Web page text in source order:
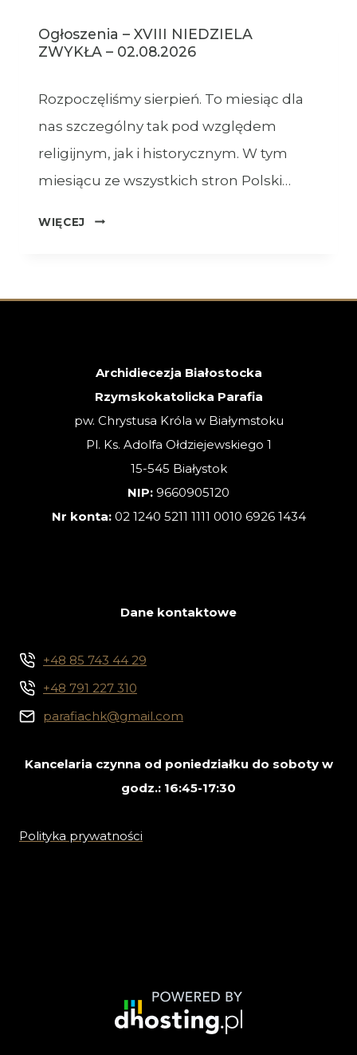
Ogłoszenia – XVIII NIEDZIELA
ZWYKŁA – 02.08.2026
Rozpoczęliśmy sierpień. To miesiąc dla
nas szczególny tak pod względem
religijnym, jak i historycznym. W tym
miesiącu ze wszystkich stron Polski…
WIĘCEJ
OGŁOSZENIA
ZWYKŁA
Archidiecezja Białostocka
Rzymskokatolicka Parafia
pw. Chrystusa Króla w Białymstoku
Pl. Ks. Adolfa Ołdziejewskiego 1
15-545 Białystok
NIP: 9660905120
Nr konta: 02 1240 5211 1111 0010 6926 1434
Dane kontaktowe
+48 85 743 44 29
+48 791 227 310
parafiachk@gmail.com
Kancelaria czynna od poniedziałku do soboty w
godz.: 16:45-17:30
Polityka prywatności